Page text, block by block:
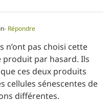
- Répondre
n’ont pas choisi cette
produit par hasard. Ils
ces deux produits
cellules sénescentes de
différentes.